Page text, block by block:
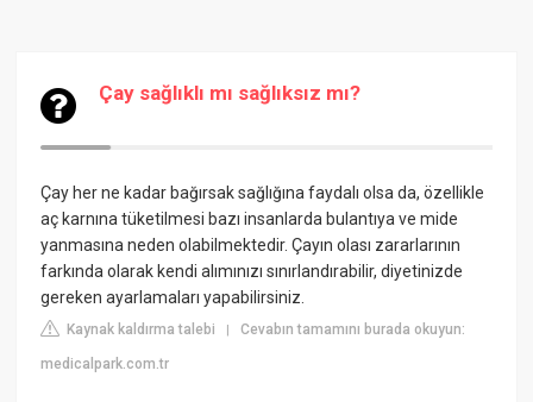
Çay sağlıklı mı sağlıksız mı?
Çay her ne kadar bağırsak sağlığına faydalı olsa da, özellikle
aç karnına tüketilmesi bazı insanlarda bulantıya ve mide
yanmasına neden olabilmektedir. Çayın olası zararlarının
farkında olarak kendi alımınızı sınırlandırabilir, diyetinizde
gereken ayarlamaları yapabilirsiniz.
Kaynak kaldırma talebi |Cevabın tamamını burada okuyun:
medicalpark.com.tr